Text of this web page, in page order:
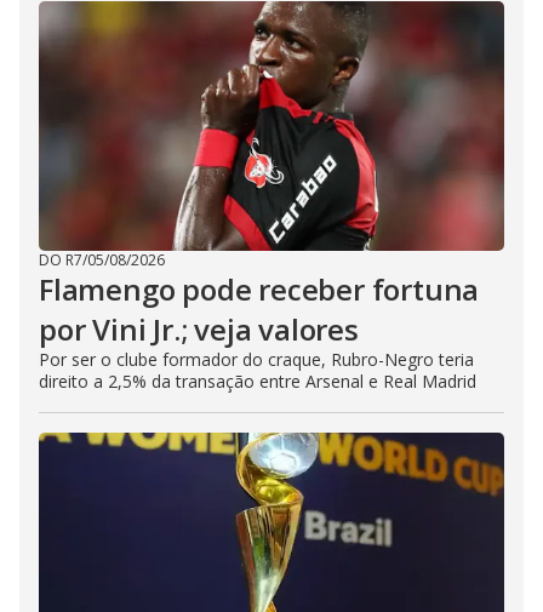
DO R7/05/08/2026
Flamengo pode receber fortuna
por Vini Jr.; veja valores
Por ser o clube formador do craque, Rubro-Negro teria
direito a 2,5% da transação entre Arsenal e Real Madrid